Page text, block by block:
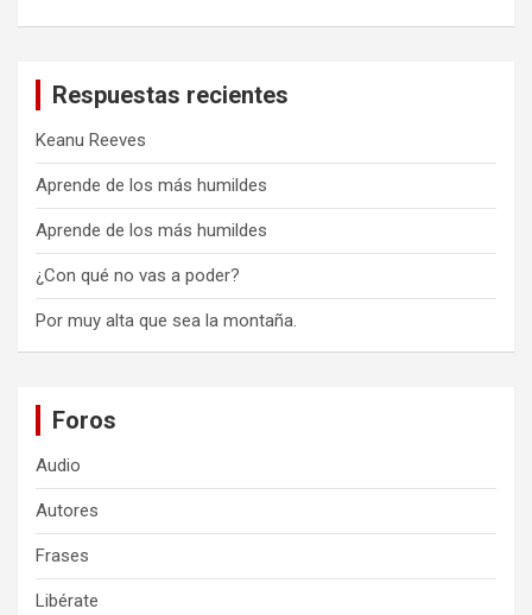
Respuestas recientes
Keanu Reeves
Aprende de los más humildes
Aprende de los más humildes
¿Con qué no vas a poder?
Por muy alta que sea la montaña.
Foros
Audio
Autores
Frases
Libérate